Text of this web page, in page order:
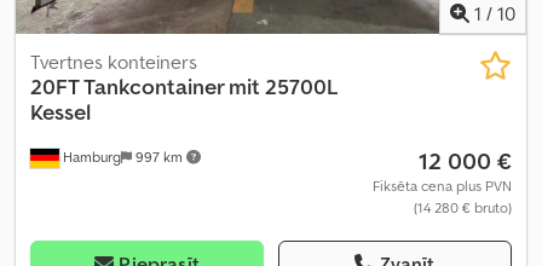
1 / 10
Hamburg 997 km
Tvertnes konteiners
20FT Tankcontainer mit 25700L
Kessel
12 000 €
Fiksēta cena plus PVN
(14 280 € bruto)